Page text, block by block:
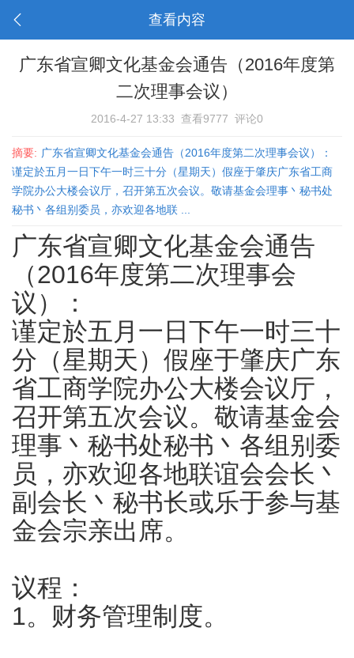
查看内容
广东省宣卿文化基金会通告（2016年度第
二次理事会议）
2016-4-27 13:33 查看9777 评论0
摘要: 广东省宣卿文化基金会通告（2016年度第二次理事会议）：
谨定於五月一日下午一时三十分（星期天）假座于肇庆广东省工商
学院办公大楼会议厅，召开第五次会议。敬请基金会理事丶秘书处
秘书丶各组别委员，亦欢迎各地联 ...
广东省宣卿文化基金会通告
（2016年度第二次理事会
议）：
谨定於五月一日下午一时三十
分（星期天）假座于肇庆广东
省工商学院办公大楼会议厅，
召开第五次会议。敬请基金会
理事丶秘书处秘书丶各组别委
员，亦欢迎各地联谊会会长丶
副会长丶秘书长或乐于参与基
金会宗亲出席。
议程：
1。财务管理制度。